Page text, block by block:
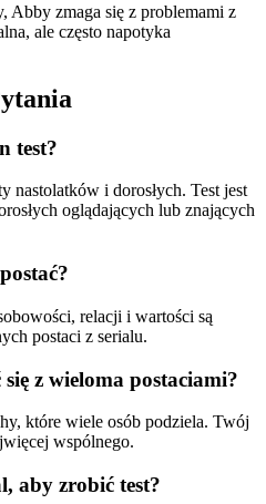
Abby zmaga się z problemami z
ale często napotyka
test?
nastolatków i dorosłych. Test jest
oglądających lub znających
relacji i wartości są
postaci z serialu.
z wieloma postaciami?
które wiele osób podziela. Twój
wspólnego.
aby zrobić test?